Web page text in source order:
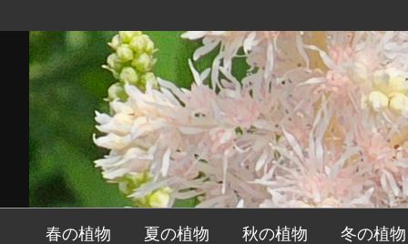
春の植物 夏の植物 秋の植物 冬の植物